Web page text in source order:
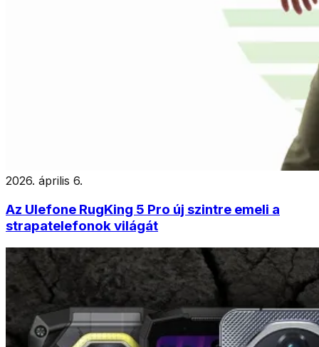
2026. április 6.
Az Ulefone RugKing 5 Pro új szintre emeli a
strapatelefonok világát